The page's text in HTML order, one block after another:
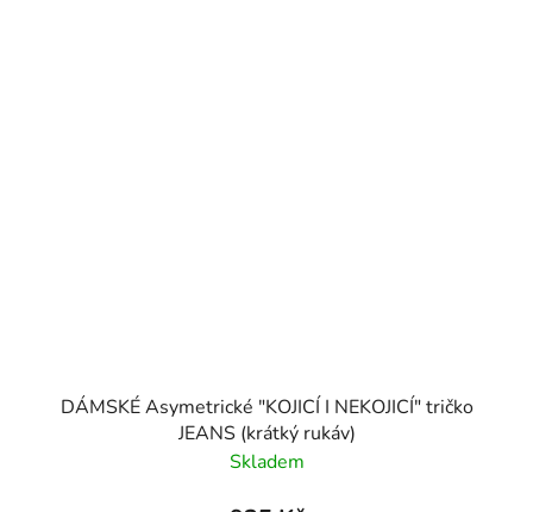
DÁMSKÉ Asymetrické "KOJICÍ I NEKOJICÍ" tričko
JEANS (krátký rukáv)
Skladem